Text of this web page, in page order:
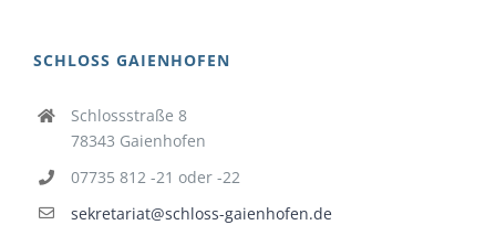
SCHLOSS GAIENHOFEN
Schlossstraße 8
78343 Gaienhofen
07735 812 -21 oder -22
sekretariat@schloss-gaienhofen.de